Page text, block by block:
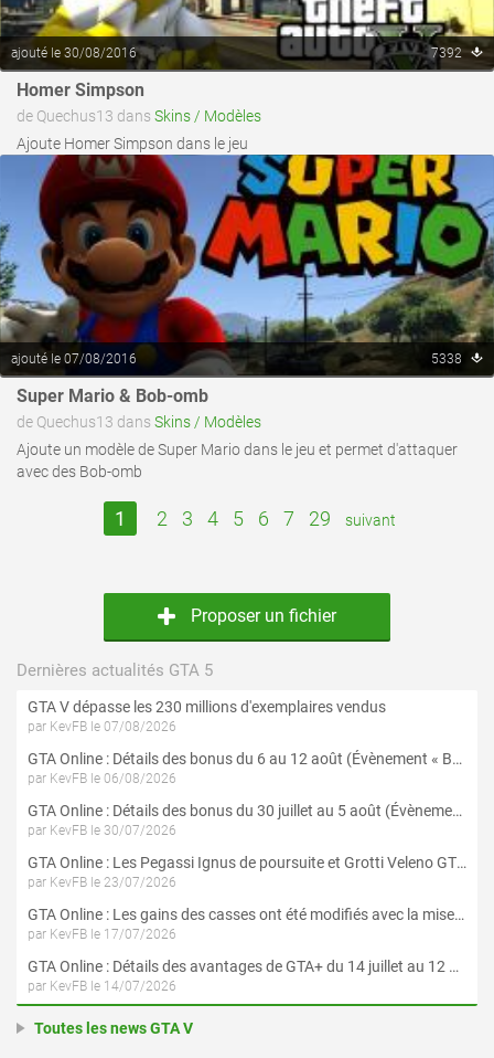
ajouté le 30/08/2016 7392
Homer Simpson
de Quechus13 dans Skins / Modèles
Ajoute Homer Simpson dans le jeu
voir ce fichier
ajouté le 07/08/2016 5338
Super Mario & Bob-omb
de Quechus13 dans Skins / Modèles
Ajoute un modèle de Super Mario dans le jeu et permet d'attaquer
avec des Bob-omb
1 2 3 4 5 6 7 29 suivant
Proposer un fichier
Dernières actualités GTA 5
GTA V dépasse les 230 millions d'exemplaires vendus
par KevFB le 07/08/2026
GTA Online : Détails des bonus du 6 au 12 août (Évènement « Braquages de l'été » - Suite et fin)
par KevFB le 06/08/2026
GTA Online : Détails des bonus du 30 juillet au 5 août (Évènement « Braquages d'été »)
par KevFB le 30/07/2026
GTA Online : Les Pegassi Ignus de poursuite et Grotti Veleno GT sont maintenant disponibles
par KevFB le 23/07/2026
GTA Online : Les gains des casses ont été modifiés avec la mise à jour « Le Braquage du Kortz Center »
par KevFB le 17/07/2026
GTA Online : Détails des avantages de GTA+ du 14 juillet au 12 août
par KevFB le 14/07/2026
Toutes les news GTA V